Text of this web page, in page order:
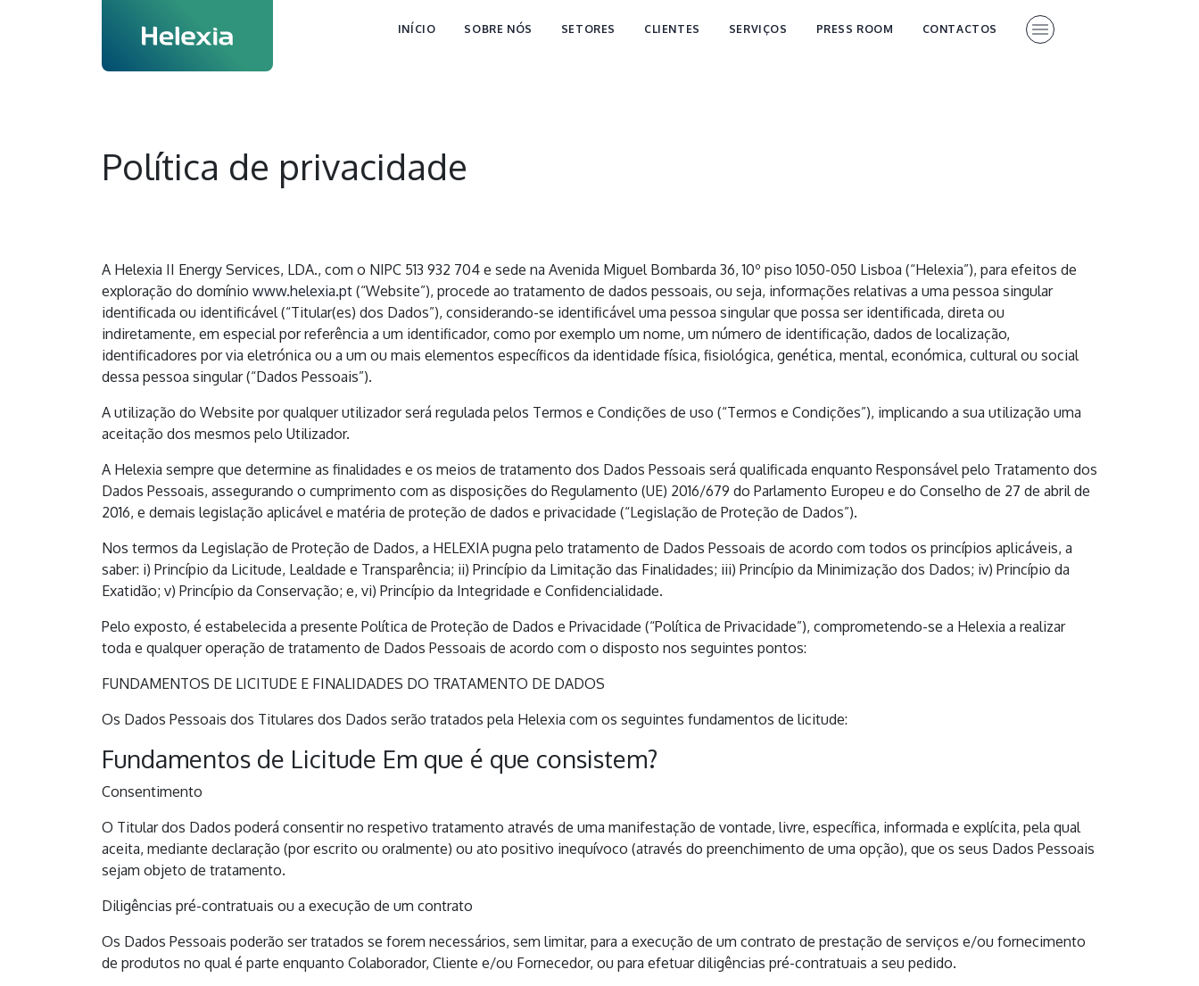
INÍCIO SOBRE NÓS SETORES CLIENTES SERVIÇOS PRESS ROOM CONTACTOS
Política de privacidade
A Helexia II Energy Services, LDA., com o NIPC 513 932 704 e sede na Avenida Miguel Bombarda 36, 10º piso 1050-050 Lisboa (“Helexia”), para efeitos de
exploração do domínio www.helexia.pt (“Website”), procede ao tratamento de dados pessoais, ou seja, informações relativas a uma pessoa singular
identificada ou identificável (“Titular(es) dos Dados”), considerando-se identificável uma pessoa singular que possa ser identificada, direta ou
indiretamente, em especial por referência a um identificador, como por exemplo um nome, um número de identificação, dados de localização,
identificadores por via eletrónica ou a um ou mais elementos específicos da identidade física, fisiológica, genética, mental, económica, cultural ou social
dessa pessoa singular (“Dados Pessoais”).
A utilização do Website por qualquer utilizador será regulada pelos Termos e Condições de uso (“Termos e Condições”), implicando a sua utilização uma
aceitação dos mesmos pelo Utilizador.
A Helexia sempre que determine as finalidades e os meios de tratamento dos Dados Pessoais será qualificada enquanto Responsável pelo Tratamento dos
Dados Pessoais, assegurando o cumprimento com as disposições do Regulamento (UE) 2016/679 do Parlamento Europeu e do Conselho de 27 de abril de
2016, e demais legislação aplicável e matéria de proteção de dados e privacidade (“Legislação de Proteção de Dados”).
Nos termos da Legislação de Proteção de Dados, a HELEXIA pugna pelo tratamento de Dados Pessoais de acordo com todos os princípios aplicáveis, a
saber: i) Princípio da Licitude, Lealdade e Transparência; ii) Princípio da Limitação das Finalidades; iii) Princípio da Minimização dos Dados; iv) Princípio da
Exatidão; v) Princípio da Conservação; e, vi) Princípio da Integridade e Confidencialidade.
Pelo exposto, é estabelecida a presente Política de Proteção de Dados e Privacidade (“Política de Privacidade”), comprometendo-se a Helexia a realizar
toda e qualquer operação de tratamento de Dados Pessoais de acordo com o disposto nos seguintes pontos:
FUNDAMENTOS DE LICITUDE E FINALIDADES DO TRATAMENTO DE DADOS
Os Dados Pessoais dos Titulares dos Dados serão tratados pela Helexia com os seguintes fundamentos de licitude:
Fundamentos de Licitude Em que é que consistem?
Consentimento
O Titular dos Dados poderá consentir no respetivo tratamento através de uma manifestação de vontade, livre, específica, informada e explícita, pela qual
aceita, mediante declaração (por escrito ou oralmente) ou ato positivo inequívoco (através do preenchimento de uma opção), que os seus Dados Pessoais
sejam objeto de tratamento.
Diligências pré-contratuais ou a execução de um contrato
Os Dados Pessoais poderão ser tratados se forem necessários, sem limitar, para a execução de um contrato de prestação de serviços e/ou fornecimento
de produtos no qual é parte enquanto Colaborador, Cliente e/ou Fornecedor, ou para efetuar diligências pré-contratuais a seu pedido.